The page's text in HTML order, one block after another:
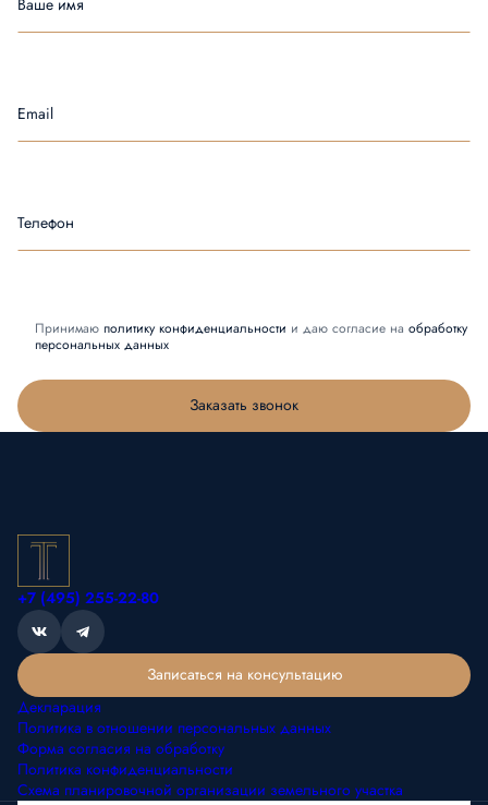
Email
Телефон
Принимаю политику конфиденциальности и даю согласие на обработку
персональных данных
Заказать звонок
+7 (495) 255-22-80
Записаться на консультацию
Декларация
Политика в отношении персональных данных
Форма согласия на обработку
Политика конфиденциальности
Схема планировочной организации земельного участка